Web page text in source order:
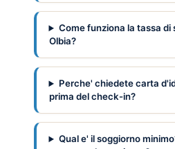
Come funziona la tassa di
Olbia?
Perche' chiedete carta
prima del check-in?
Qual e' il soggiorno